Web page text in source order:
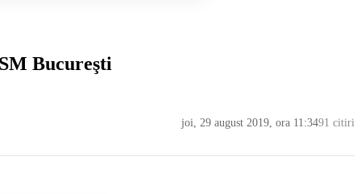
Bucureşti
joi, 29 august 2019, ora 11:3491 citiri